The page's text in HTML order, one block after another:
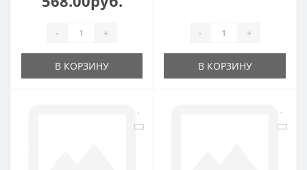
- +
В КОРЗИНУ
- +
В КОРЗИНУ